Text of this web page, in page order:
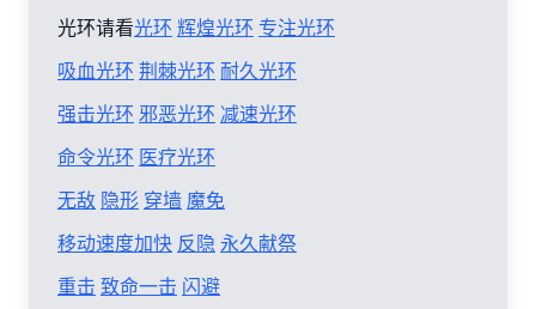
光环请看光环 辉煌光环 专注光环
吸血光环 荆棘光环 耐久光环
强击光环 邪恶光环 减速光环
命令光环 医疗光环
无敌 隐形 穿墙 魔免
移动速度加快 反隐 永久献祭
重击 致命一击 闪避